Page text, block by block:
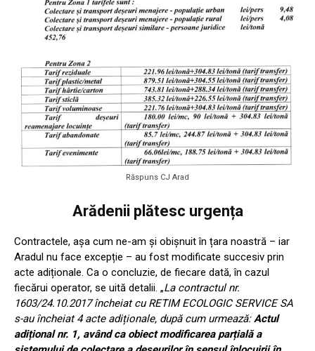
Răspuns CJ Arad
Arădenii plătesc urgența
Contractele, așa cum ne-am și obișnuit în țara noastră – iar
Aradul nu face excepție – au fost modificate succesiv prin
acte adiționale. Ca o concluzie, de fiecare dată, în cazul
fiecărui operator, se uită detalii. „La contractul nr.
1603/24.10.2017 încheiat cu RETIM ECOLOGIC SERVICE SA
s-au încheiat 4 acte adiționale, după cum urmează:Actul
adițional nr. 1, având ca obiect modificarea parțială a